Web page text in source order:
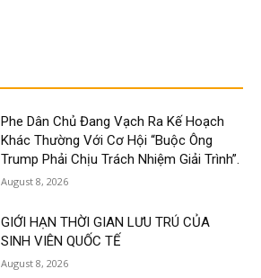
Phe Dân Chủ Đang Vạch Ra Kế Hoạch
Khác Thường Với Cơ Hội “Buộc Ông
Trump Phải Chịu Trách Nhiệm Giải Trình”.
August 8, 2026
GIỚI HẠN THỜI GIAN LƯU TRÚ CỦA
SINH VIÊN QUỐC TẾ
August 8, 2026